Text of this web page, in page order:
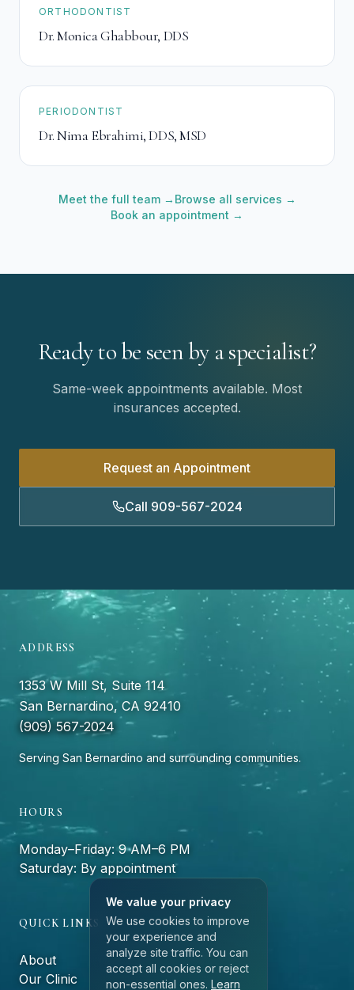
ORTHODONTIST
Dr. Monica Ghabbour, DDS
PERIODONTIST
Dr. Nima Ebrahimi,DDS, MSD
Meet the full team → Browse all services →
Book an appointment →
Ready to be seen by a specialist?
Same-week appointments available. Most
insurances accepted.
Request an Appointment
Call 909-567-2024
ADDRESS
1353 W Mill St, Suite 114
San Bernardino, CA 92410
(909) 567-2024
Serving San Bernardino and surrounding communities.
HOURS
Monday–Friday: 9 AM–6 PM
Saturday: By appointment
QUICK LINKS
About
Our Clinic
We value your privacy
We use cookies to improve
your experience and
analyze site traffic. You can
accept all cookies or reject
non-essential ones. Learn